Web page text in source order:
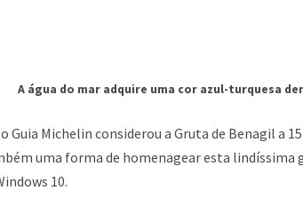
A água do mar adquire uma cor azul-turquesa
Guia Michelin considerou a Gruta de Benagil a
uma forma de homenagear esta
10.